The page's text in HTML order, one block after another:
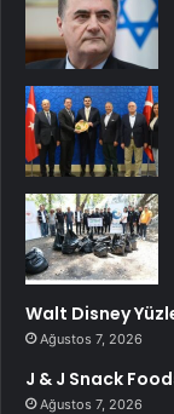
Walt Disney
Ağustos 7, 2026
J & J Snack
Ağustos 7, 2026